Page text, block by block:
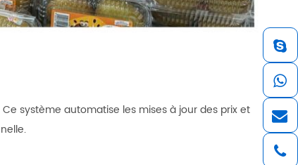
Ce système automatise les mises à jour des prix et